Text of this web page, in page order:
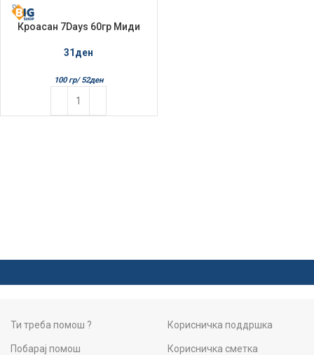
Кроасан 7Days 60гр Миди
31ден
100 гр/ 52ден
Ти треба помош ?
Побарај помош
Корисничка поддршка
Корисничка сметка